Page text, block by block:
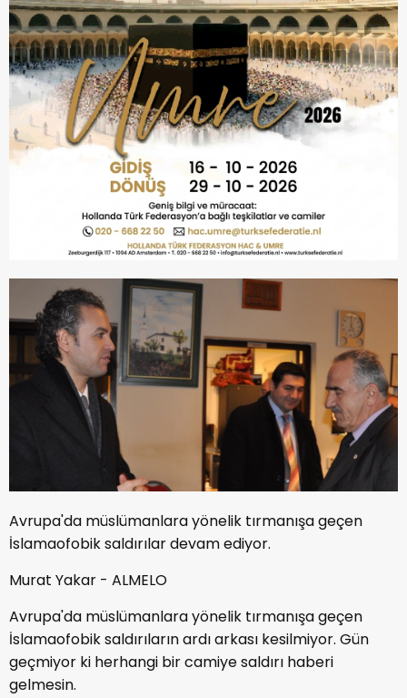
Avrupa'da müslümanlara yönelik tırmanışa geçen
İslamaofobik saldırılar devam ediyor.
Murat Yakar - ALMELO
Avrupa'da müslümanlara yönelik tırmanışa geçen
İslamaofobik saldırıların ardı arkası kesilmiyor. Gün
geçmiyor ki herhangi bir camiye saldırı haberi
gelmesin.